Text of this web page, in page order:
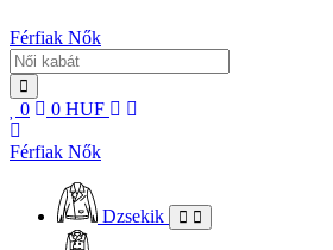
Férfiak Nők
0 0 HUF
Férfiak Nők
Dzsekik